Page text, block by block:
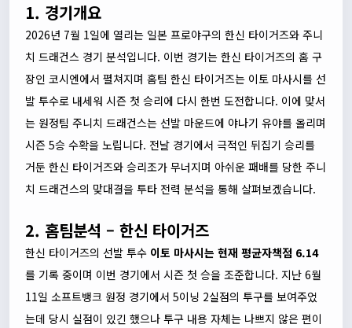
1. 경기개요
2026년 7월 1일에 열리는 일본 프로야구의 한신 타이거즈와 주니
치 드래건스 경기 분석입니다. 이번 경기는 한신 타이거즈의 홈 구
장인 코시엔에서 펼쳐지며 홈팀 한신 타이거즈는 이토 마사시를 선
발 투수로 내세워 시즌 첫 승리에 다시 한번 도전합니다. 이에 맞서
는 원정팀 주니치 드래건스는 선발 마운드에 야나기 유야를 올리며
시즌 5승 수확을 노립니다. 전날 경기에서 극적인 뒤집기 승리를
거둔 한신 타이거즈와 승리조가 무너지며 아쉬운 패배를 당한 주니
치 드래건스의 맞대결을 투타 전력 분석을 통해 살펴보겠습니다.
2. 홈팀분석 – 한신 타이거즈
한신 타이거즈의 선발 투수 이토 마사시는 현재 평균자책점 6.14
를 기록 중이며 이번 경기에서 시즌 첫 승을 조준합니다. 지난 6월
11일 소프트뱅크 원정 경기에서 5이닝 2실점의 투구를 보여주었
는데 당시 실점이 있긴 했으나 투구 내용 자체는 나쁘지 않은 편이